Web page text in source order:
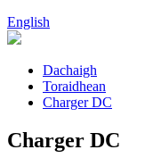
English
Dachaigh
Toraidhean
Charger DC
Charger DC